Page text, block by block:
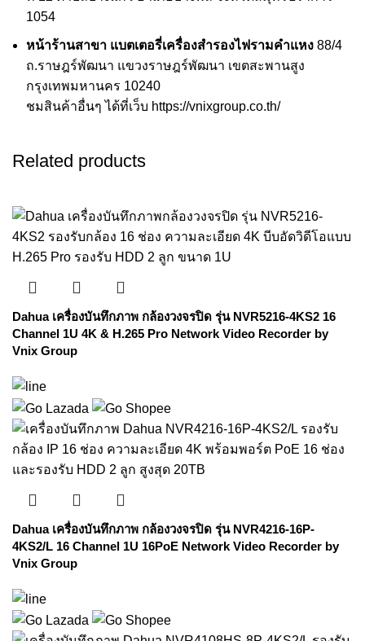
1054
หน้าร้านสาขา แบตเตอรี่เครื่องสำรองไฟรามคำแหง 88/4
ถ.ราษฎร์พัฒนา แขวงราษฎร์พัฒนา เขตสะพานสูง
กรุงเทพมหานคร 10240
ชมสินค้าอื่นๆ ได้ที่เว็บ https://vnixgroup.co.th/
Related products
Dahua เครื่องบันทึกภาพ กล้องวงจรปิด รุ่น NVR5216-4KS2 16
Channel 1U 4K & H.265 Pro Network Video Recorder by
Vnix Group
Dahua เครื่องบันทึกภาพ กล้องวงจรปิด รุ่น NVR4216-16P-
4KS2/L 16 Channel 1U 16PoE Network Video Recorder by
Vnix Group